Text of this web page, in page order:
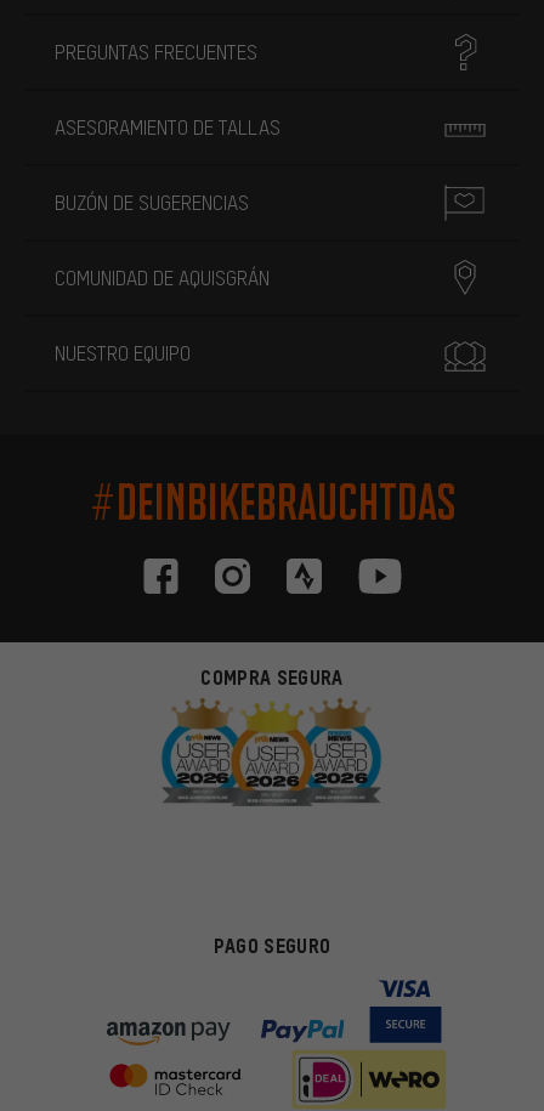
PREGUNTAS FRECUENTES
ASESORAMIENTO DE TALLAS
BUZÓN DE SUGERENCIAS
COMUNIDAD DE AQUISGRÁN
NUESTRO EQUIPO
#DEINBIKEBRAUCHTDAS
COMPRA SEGURA
PAGO SEGURO